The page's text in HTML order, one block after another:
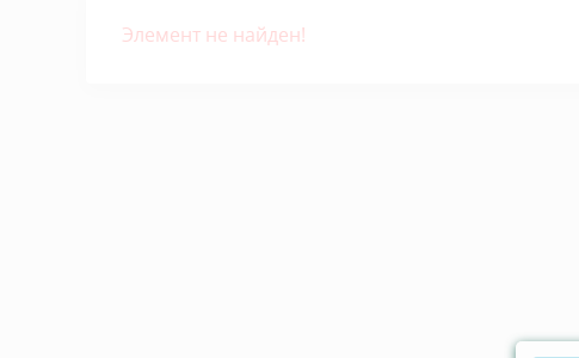
Элемент не найден!